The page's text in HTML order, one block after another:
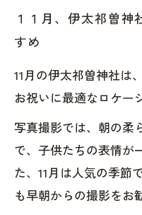
１１月、伊太祁曽
すめ
11月の伊太祁曽神社は
お祝いに最適なロケー
写真撮影では、朝の柔
で、子供たちの表情が
た、11月は人気の季節
も早朝からの撮影をお